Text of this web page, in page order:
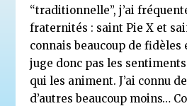
“traditionnelle”, j’ai
fraternités : saint Pie X et
connais beaucoup de fidèles
juge donc pas les
qui les animent. J’ai connu
d’autres beaucoup moins…